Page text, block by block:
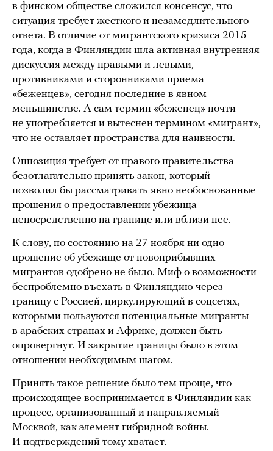
в финском обществе сложился консенсус, что
ситуация требует жесткого и незамедлительного
ответа. В отличие от мигрантского кризиса 2015
года, когда в Финляндии шла активная внутренняя
дискуссия между правыми и левыми,
противниками и сторонниками приема
«беженцев», сегодня последние в явном
меньшинстве. А сам термин «беженец» почти
не употребляется и вытеснен термином «мигрант»,
что не оставляет пространства для наивности.
Оппозиция требует от правого правительства
безотлагательно принять закон, который
позволил бы рассматривать явно необоснованные
прошения о предоставлении убежища
непосредственно на границе или вблизи нее.
К слову, по состоянию на 27 ноября ни одно
прошение об убежище от новоприбывших
мигрантов одобрено не было. Миф о возможности
беспроблемно въехать в Финляндию через
границу с Россией, циркулирующий в соцсетях,
которыми пользуются потенциальные мигранты
в арабских странах и Африке, должен быть
опровергнут. И закрытие границы было в этом
отношении необходимым шагом.
Принять такое решение было тем проще, что
происходящее воспринимается в Финляндии как
процесс, организованный и направляемый
Москвой, как элемент гибридной войны.
И подтверждений тому хватает.